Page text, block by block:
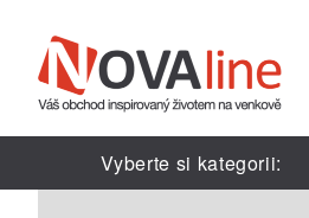
Vyberte si kategorii: